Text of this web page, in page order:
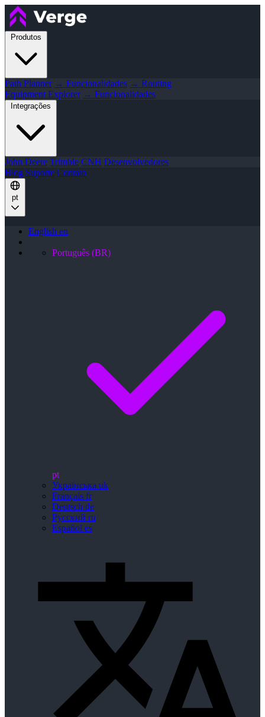
Produtos
Path Planner → Funcionalidades → Routing
Equipment Explorer → Funcionalidades
Integrações
John Deere Trimble CNH Desenvolvedores
Blog Suporte Contato
pt
English en
Português (BR)
pt
Українська uk
Français fr
Deutsch de
Русский ru
Español es